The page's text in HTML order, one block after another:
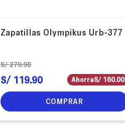
Zapatillas Olympikus Urb-377
S/ 279.90
S/ 119.90 AhorraS/ 160.00
COMPRAR